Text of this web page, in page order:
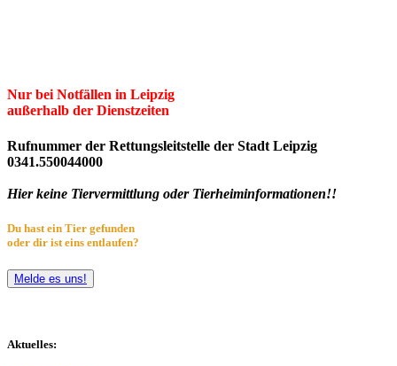
Nur bei Notfällen in Leipzig
außerhalb der Dienstzeiten
Rufnummer der Rettungsleitstelle der Stadt Leipzig
0341.550044000
Hier keine Tiervermittlung oder Tierheiminformationen!!
Du hast ein Tier gefunden
oder dir ist eins entlaufen?
Melde es uns!
Aktuelles: